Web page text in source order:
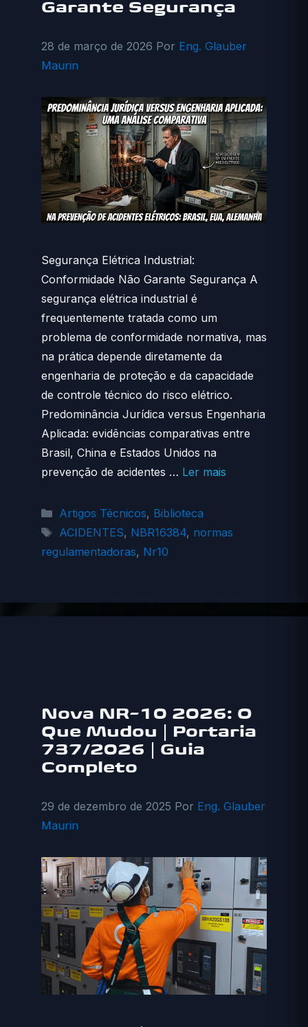
Garante Segurança
28 de março de 2026 Por Eng. Glauber
Maurin
Segurança Elétrica Industrial:
Conformidade Não Garante Segurança A
segurança elétrica industrial é
frequentemente tratada como um
problema de conformidade normativa, mas
na prática depende diretamente da
engenharia de proteção e da capacidade
de controle técnico do risco elétrico.
Predominância Jurídica versus Engenharia
Aplicada: evidências comparativas entre
Brasil, China e Estados Unidos na
prevenção de acidentes … Ler mais
Categorias
Artigos Técnicos, Biblioteca
Tags
ACIDENTES, NBR16384, normas
regulamentadoras, Nr10
Nova NR-10 2026: O
Que Mudou | Portaria
737/2026 | Guia
Completo
29 de dezembro de 2025 Por Eng. Glauber
Maurin